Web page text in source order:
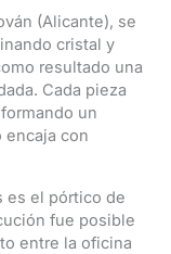
(Alicante), se
cristal y
resultado una
Cada pieza
un
con
es el pórtico de
fue posible
entre la oficina